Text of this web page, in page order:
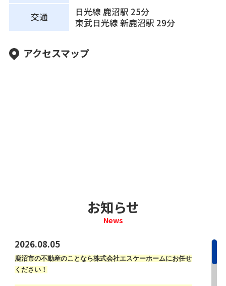
交通
日光線 鹿沼駅 25分
東武日光線 新鹿沼駅 29分
アクセスマップ
お知らせ
News
2026.08.05
鹿沼市の不動産のことなら株式会社エスケーホームにお任せ
ください！